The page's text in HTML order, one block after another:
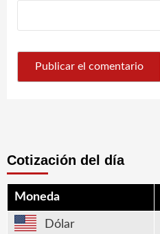
Cotización del día
Moneda
Dólar